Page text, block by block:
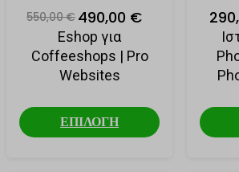
550,00 € 490,00 €
Eshop για
Coffeeshops | Pro
Websites
ΕΠΙΛΟΓΗ